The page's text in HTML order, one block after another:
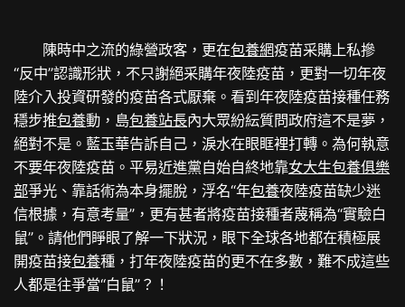
陳時中之流的綠營政客，更在包養網疫苗采購上私摻
“反中”認識形狀，不只謝絕采購年夜陸疫苗，更對一切年夜
陸介入投資研發的疫苗各式厭棄。看到年夜陸疫苗接種任務
穩步推包養動，島包養站長內大眾紛紜質問政府這不是夢，
絕對不是。藍玉華告訴自己，淚水在眼眶裡打轉。為何執意
不要年夜陸疫苗。平易近進黨自始自終地靠女大生包養俱樂
部爭光、靠話術為本身擺脫，浮名“年包養夜陸疫苗缺少迷
信根據，有意考量”，更有甚者將疫苗接種者蔑稱為“實驗白
鼠”。請他們睜眼了解一下狀況，眼下全球各地都在積極展
開疫苗接包養種，打年夜陸疫苗的更不在多數，難不成這些
人都是往爭當“白鼠”？！